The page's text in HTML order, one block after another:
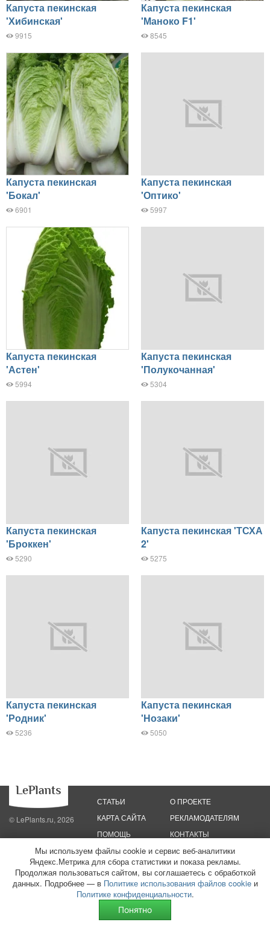
Капуста пекинская
'Хибинская'
9915
Капуста пекинская
'Маноко F1'
8545
Капуста пекинская
'Бокал'
6901
Капуста пекинская
'Оптико'
5997
Капуста пекинская
'Астен'
5994
Капуста пекинская
'Полукочанная'
5304
Капуста пекинская
'Броккен'
5290
Капуста пекинская 'ТСХА
2'
5275
Капуста пекинская
'Родник'
5236
Капуста пекинская
'Нозаки'
5050
© LePlants.ru, 2026
СТАТЬИ
КАРТА САЙТА
ПОМОЩЬ
О ПРОЕКТЕ
РЕКЛАМОДАТЕЛЯМ
КОНТАКТЫ
Политика конфиденциальности
Политика использования файлов cookie
Пользовательское соглашение
Редакционные стандарты
ООО «Трафик»
ИНН 7813175200 ОГРН 1027806866724
Монетизация
Мы используем файлы cookie и сервис веб-аналитики
Яндекс.Метрика для сбора статистики и показа рекламы.
Продолжая пользоваться сайтом, вы соглашаетесь с обработкой
данных. Подробнее — в Политике использования файлов cookieи
Политике конфиденциальности.
Понятно